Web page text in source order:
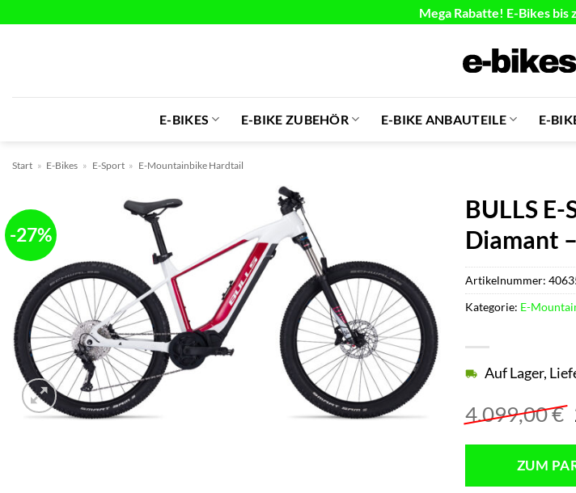
Mega Rabatte! E-Bikes bis
E-BIKES E-BIKE ZUBEHÖR E-BIKE ANBAUTEILE E-
Start » E-Bikes » E-Sport » E-Mountainbike Hardtail
-27%
BULLS
Diamant
4.099,00€
Auf Lager,
ZUM
Artikelnummer:
Kategorie: E-